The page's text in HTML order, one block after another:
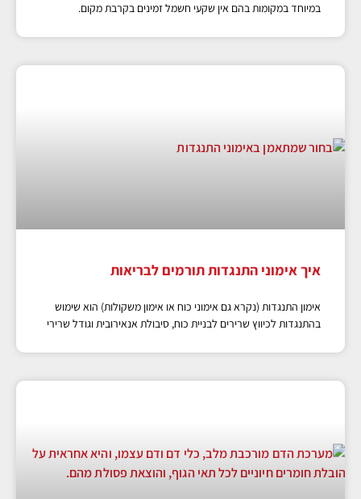
במיוחד במקומות בהם אין שקעי חשמל זמינים בקרבת מקום.
איך אימוני התנגדות תורמים לבריאות
אימון התנגדות (נקרא גם אימוני כוח או אימון משקולות) הוא שימוש
בהתנגדות לכיווץ שרירים לבניית כוח, סיבולת אנאירובית וגודל שרירי